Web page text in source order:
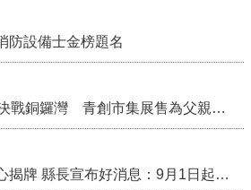
防設備士金榜題名
3對3戰鬥陀螺團體賽決戰銅鑼灣 青創市集展售為父親節增添繽紛
苗栗親子館暨托嬰中心揭牌 縣長宣布好消息：9月1日起調降臨時托嬰費用